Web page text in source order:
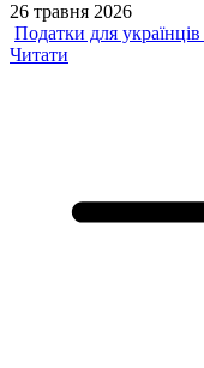
26 травня 2026
Податки для
Читати